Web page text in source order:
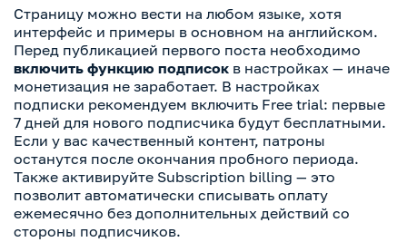
Страницу можно вести на любом языке, хотя
интерфейс и примеры в основном на английском.
Перед публикацией первого поста необходимо
включить функцию подписок в настройках — иначе
монетизация не заработает. В настройках
подписки рекомендуем включить Free trial: первые
7 дней для нового подписчика будут бесплатными.
Если у вас качественный контент, патроны
останутся после окончания пробного периода.
Также активируйте Subscription billing — это
позволит автоматически списывать оплату
ежемесячно без дополнительных действий со
стороны подписчиков.